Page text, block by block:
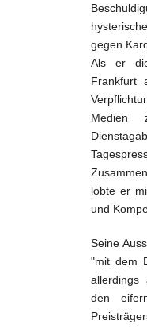
gegen
Als er
Frankfurt
lobte er
und
Seine
"mit dem
allerdings
den